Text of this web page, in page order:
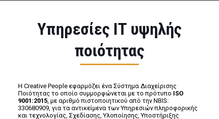
Υπηρεσίες IT υψηλής
ποιότητας
Η Creative People εφαρμόζει ένα Σύστημα Διαχείρισης
Ποιότητας το οποίο συμμορφώνεται με το πρότυπο ISO
9001:2015, με αριθμό πιστοποιητικού από την NBIS:
330680909, για τα αντικείμενα των Υπηρεσιών πληροφορικής
και τεχνολογίας, Σχεδίασης, Υλοποίησης, Υποστήριξης